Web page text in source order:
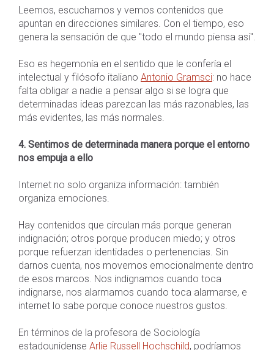
Leemos, escuchamos y vemos contenidos que
apuntan en direcciones similares. Con el tiempo, eso
genera la sensación de que "todo el mundo piensa así".
Eso es hegemonía en el sentido que le confería el
intelectual y filósofo italiano Antonio Gramsci: no hace
falta obligar a nadie a pensar algo si se logra que
determinadas ideas parezcan las más razonables, las
más evidentes, las más normales.
4. Sentimos de determinada manera porque el entorno
nos empuja a ello
Internet no solo organiza información: también
organiza emociones.
Hay contenidos que circulan más porque generan
indignación; otros porque producen miedo; y otros
porque refuerzan identidades o pertenencias. Sin
darnos cuenta, nos movemos emocionalmente dentro
de esos marcos. Nos indignamos cuando toca
indignarse, nos alarmamos cuando toca alarmarse, e
internet lo sabe porque conoce nuestros gustos.
En términos de la profesora de Sociología
estadounidense Arlie Russell Hochschild, podríamos